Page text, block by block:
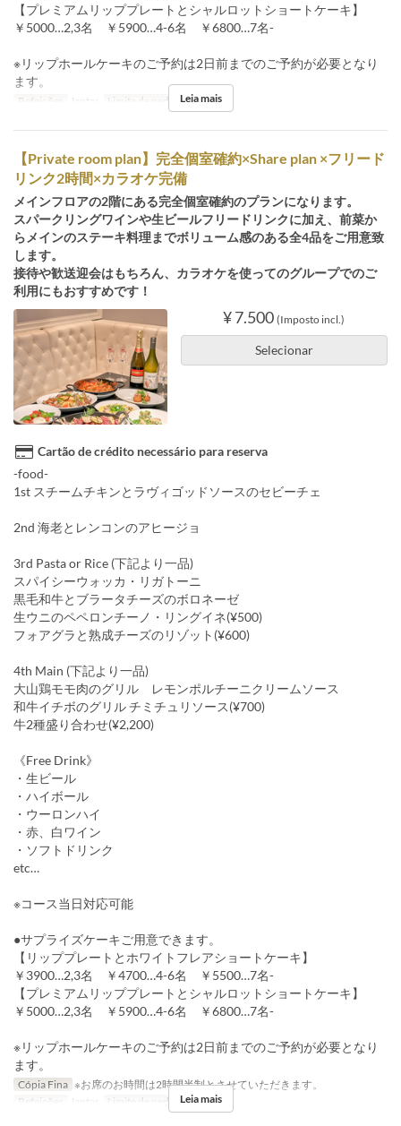
【プレミアムリッププレートとシャルロットショートケーキ】
￥5000…2,3名 ￥5900…4-6名 ￥6800…7名-
※リップホールケーキのご予約は2日前までのご予約が必要となり
ます。
Refeições Jantar Limite de pedido 4 ~ 6
Leia mais
【Private room plan】完全個室確約×Share plan ×フリード
リンク2時間×カラオケ完備
メインフロアの2階にある完全個室確約のプランになります。
スパークリングワインや生ビールフリードリンクに加え、前菜か
らメインのステーキ料理までボリューム感のある全4品をご用意致
します。
接待や歓送迎会はもちろん、カラオケを使ってのグループでのご
利用にもおすすめです！
¥ 7.500 (Imposto incl.)
Selecionar
Cartão de crédito necessário para reserva
-food-
1st スチームチキンとラヴィゴッドソースのセビーチェ
2nd 海老とレンコンのアヒージョ
3rd Pasta or Rice (下記より一品)
スパイシーウォッカ・リガトーニ
黒毛和牛とブラータチーズのボロネーゼ
生ウニのペペロンチーノ・リングイネ(¥500)
フォアグラと熟成チーズのリゾット(¥600)
4th Main (下記より一品)
大山鶏モモ肉のグリル レモンポルチーニクリームソース
和牛イチボのグリル チミチュリソース(¥700)
牛2種盛り合わせ(¥2,200)
《Free Drink》
・生ビール
・ハイボール
・ウーロンハイ
・赤、白ワイン
・ソフトドリンク
etc…
※コース当日対応可能
●サプライズケーキご用意できます。
【リッププレートとホワイトフレアショートケーキ】
￥3900…2,3名 ￥4700…4-6名 ￥5500…7名-
【プレミアムリッププレートとシャルロットショートケーキ】
￥5000…2,3名 ￥5900…4-6名 ￥6800…7名-
※リップホールケーキのご予約は2日前までのご予約が必要となり
ます。
Cópia Fina ※お席のお時間は2時間半制とさせていただきます。
Refeições
Jantar Limite de pedido 4 ~ 10
Leia mais